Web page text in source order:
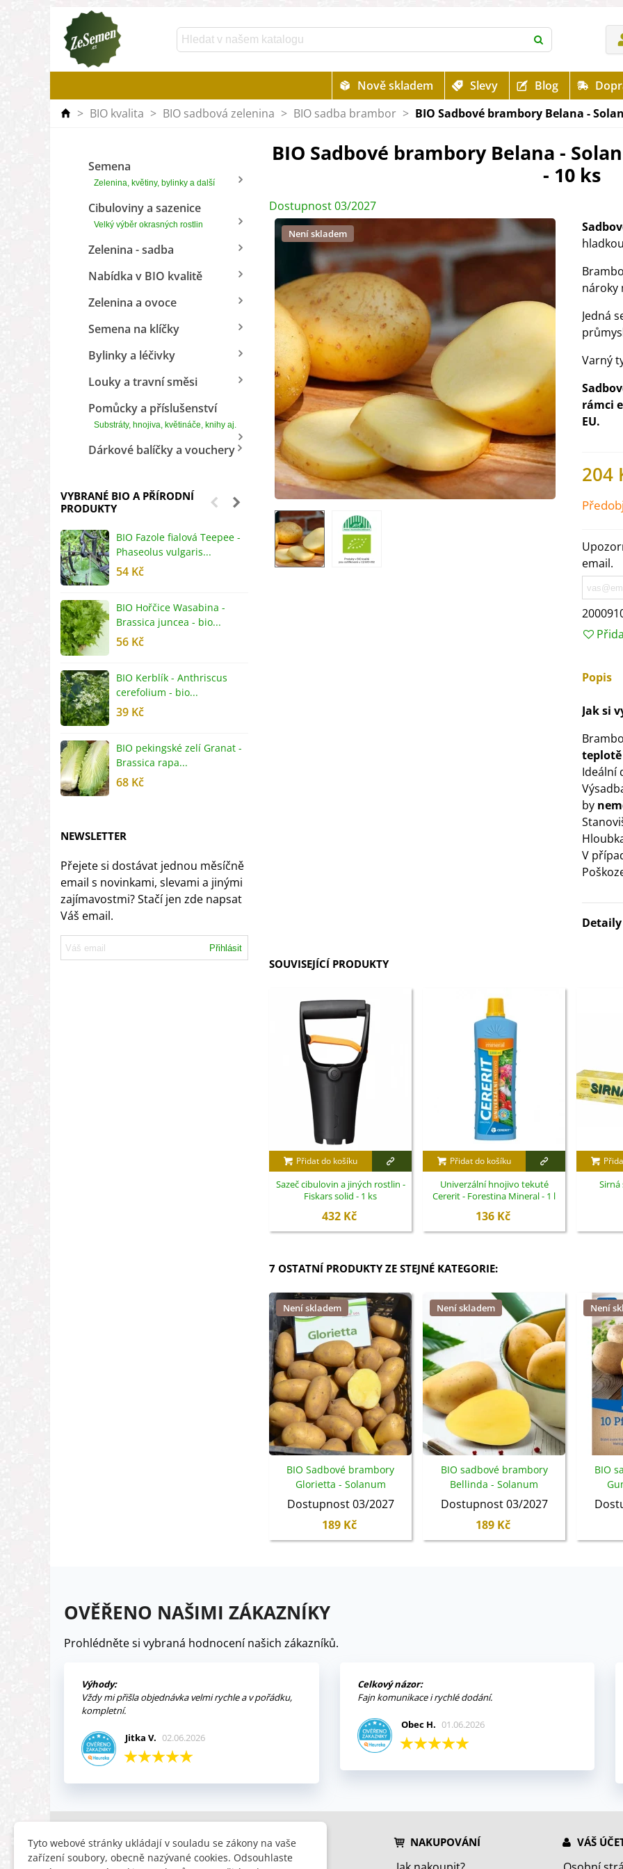
Nově skladem Slevy Blog
> BIO kvalita > BIO sadbová zelenina > BIO sadba brambor > BIO Sadbové brambory Belana -
Semena
Zelenina, květiny, bylinky a další
Cibuloviny a sazenice
Velký výběr okrasných rostlin
Zelenina - sadba
Nabídka v BIO kvalitě
Zelenina a ovoce
Semena na klíčky
Bylinky a léčivky
Louky a travní směsi
Pomůcky a příslušenství
Substráty, hnojiva, květináče, knihy aj.
Dárkové balíčky a vouchery
VYBRANÉ BIO A PŘÍRODNÍ
PRODUKTY
BIO Fazole fialová Teepee -
Phaseolus vulgaris...
54 Kč
BIO Hořčice Wasabina -
Brassica juncea - bio...
56 Kč
BIO Kerblík - Anthriscus
cerefolium - bio...
39 Kč
BIO pekingské zelí Granat -
Brassica rapa...
68 Kč
BIO Ředkev bílá Laurin -
Raphanus sativus - bio...
54 Kč
NEWSLETTER
Přejete si dostávat jednou měsíčně
email s novinkami, slevami a jinými
zajímavostmi? Stačí jen zde napsat
Váš email.
Přihlásit
BIO Sadbové brambory Belana -
- 10 ks
Dostupnost 03/2027
Není skladem
nároky
Jedná
Varný
rámci
EU.
204
email.
Popis
Jak si
teplotě
Ideální
by
V
SOUVISEJÍCÍ PRODUKTY
Přidat do košíku
Sazeč cibulovin a jiných rostlin -
Fiskars solid - 1 ks
432 Kč
Přidat do košíku
Univerzální hnojivo tekuté
Cererit - Forestina Mineral - 1 l
136 Kč
Sirná
7 OSTATNÍ PRODUKTY ZE STEJNÉ KATEGORIE:
Není skladem
BIO Sadbové brambory
Glorietta - Solanum
tuberosum - bio brambory -
Dostupnost 03/2027
189 Kč
Není skladem
BIO sadbové brambory
Bellinda - Solanum
tuberosum - bio brambory -
Dostupnost 03/2027
189 Kč
Není
BIO
OVĚŘENO NAŠIMI ZÁKAZNÍKY
Prohlédněte si vybraná hodnocení našich zákazníků.
Výhody:
Vždy mi přišla objednávka velmi rychle a v pořádku,
kompletní.
Jitka V. 02.06.2026
Celkový názor:
Fajn komunikace i rychlé dodání.
Obec H. 01.06.2026
INFORMACE HLEDÁTE NAKUPOVÁNÍ VÁŠ
Tyto webové stránky ukládají v souladu se zákony na vaše
zařízení soubory, obecně nazývané cookies. Odsouhlaste